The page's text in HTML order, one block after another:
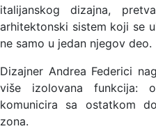
italijanskog dizajna,
arhitektonski sistem koji se
ne samo u jedan njegov deo.
Dizajner Andrea Federici
više izolovana funkcija:
komunicira sa ostatkom
zona.